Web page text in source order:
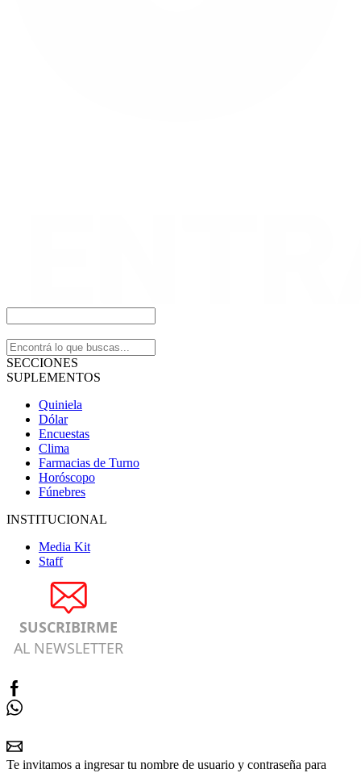
SECCIONES
SUPLEMENTOS
Quiniela
Dólar
Encuestas
Clima
Farmacias de Turno
Horóscopo
Fúnebres
INSTITUCIONAL
Media Kit
Staff
SUSCRIBIRME
AL NEWSLETTER
Te invitamos a ingresar tu nombre de usuario y contraseña para